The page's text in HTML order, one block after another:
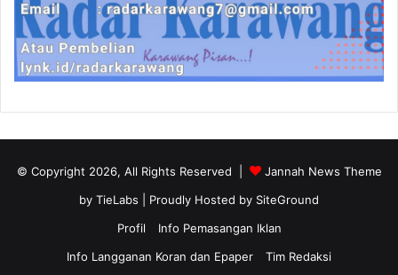
© Copyright 2026, All Rights Reserved |
Jannah News Theme
by TieLabs | Proudly Hosted by SiteGround
Profil
Info Pemasangan Iklan
Info Langganan Koran dan Epaper
Tim Redaksi